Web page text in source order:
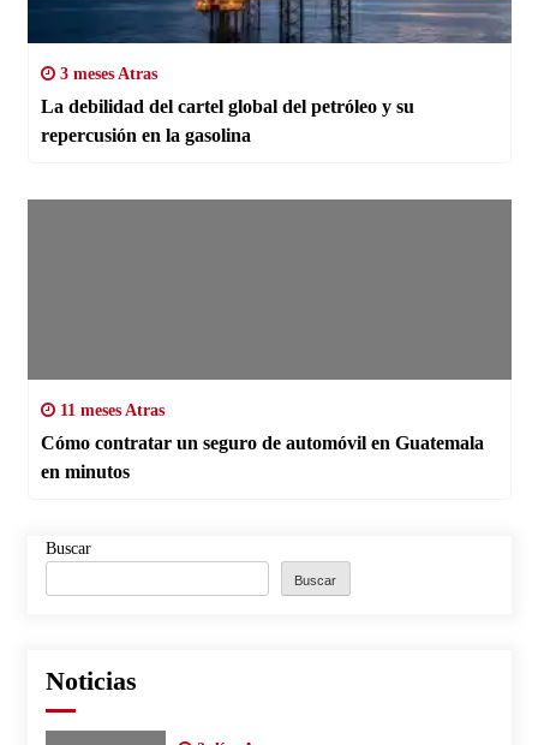
3 meses Atras
La debilidad del cartel global del petróleo y su
repercusión en la gasolina
11 meses Atras
Cómo contratar un seguro de automóvil en Guatemala
en minutos
Buscar
Buscar
Noticias